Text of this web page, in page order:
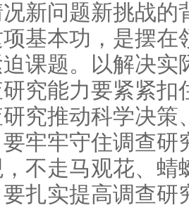
新问题新挑战的
基本功，是摆在
课题。以解决实
究能力要紧紧扣
究推动科学决策
牢牢守住调查研
不走马观花、蜻
扎实提高调查研